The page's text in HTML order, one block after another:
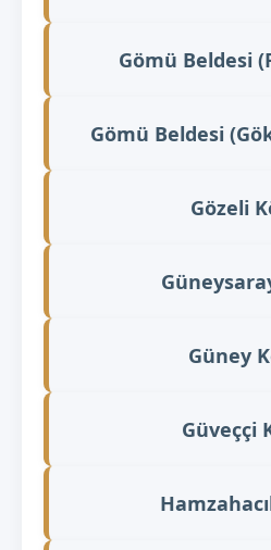
Gömü Beldesi
Gömü Beldesi
Gözeli
Güney
Güveççi